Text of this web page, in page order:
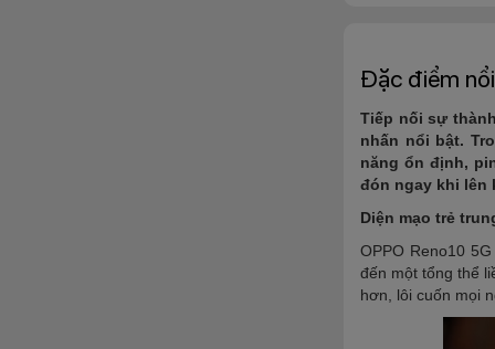
Đặc điểm
Tiếp nối sự
nhấn nổi bật.
năng ổn định,
đón ngay khi lên
Diện mạo trẻ
OPPO Reno10
đến một tổng thể
hơn, lôi cuốn mọi